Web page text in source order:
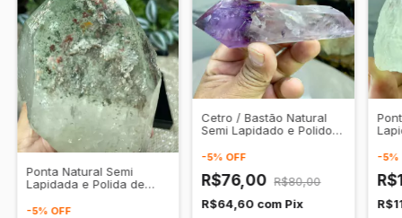
Ponta Natural Semi
Lapidada e Polida de
Transparente
-5% OFF
Cetro / Bastão Natural
Semi Lapidado e Polido
-5% OFF
R$76,00 R$80,00
R$64,60 com Pix
-5%